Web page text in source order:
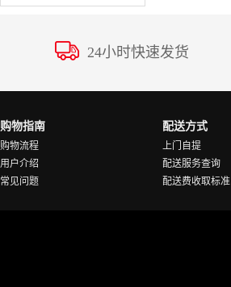
24小时快速发货
购物指南
购物流程
用户介绍
常见问题
配送方式
上门自提
配送服务查询
配送费收取标准